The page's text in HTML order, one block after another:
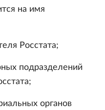
на имя
Росстата;
подразделений
органов